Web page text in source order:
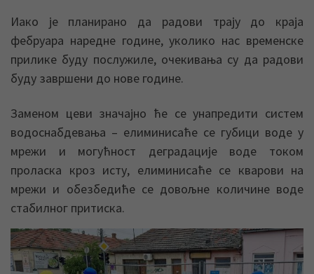
Иако је планирано да радови трају до краја
фебруара наредне године, уколико нас временске
прилике буду послужиле, очекивања су да радови
буду завршени до нове године.
Заменом цеви значајно ће се унапредити систем
водоснабдевања – елиминисаће се губици воде у
мрежи и могућност деградације воде током
проласка кроз исту, елиминисаће се кварови на
мрежи и обезбедиће се довољне количине воде
стабилног притиска.